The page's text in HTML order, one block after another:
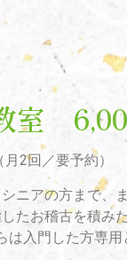
室
（月2回／要予約）
ニアの方まで、
たお稽古を積み
は入門した方専用